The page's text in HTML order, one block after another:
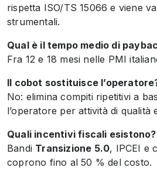
rispetta ISO/TS 15066 e viene
strumentali.
Qual è il tempo medio di
Fra 12 e 18 mesi nelle PMI
Il cobot sostituisce
No: elimina compiti ripetitivi a
l’operatore per attività di qualità
Quali incentivi fiscali esistono?
Bandi Transizione 5.0, IPCEI e
coprono fino al 50 % del costo.